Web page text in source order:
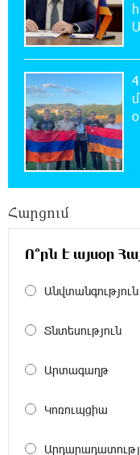
19:25:15
ՌԴ-ն
Օվերչուկ
19:07:40
18:30:50 6-
տրանսֆերի
Հարցում
Ո՞րն է այսօր
Անվտանգություն
Տնտեսություն
Արտագաղթ
Կոռուպցիա